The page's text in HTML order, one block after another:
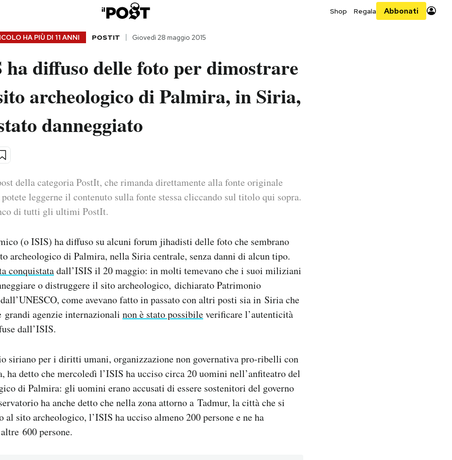
Shop Regala Abbonati
HA PIÙ DI 11 ANNI POSTIT Giovedì 28 maggio 2015
ha diffuso delle foto per dimostrare
archeologico di Palmira, in Siria,
danneggiato
della categoria PostIt, che rimanda direttamente alla fonte originale
leggerne il contenuto sulla fonte stessa cliccando sul titolo qui sopra.
di tutti gli ultimi PostIt.
(o ISIS) ha diffuso su alcuni forum jihadisti delle foto che sembrano
archeologico di Palmira, nella Siria centrale, senza danni di alcun tipo.
conquistatadall’ISIS il 20 maggio: in molti temevano che i suoi miliziani
o distruggere il sito archeologico, dichiarato Patrimonio
come avevano fatto in passato con altri posti sia in Siria che
grandi agenzie internazionali non è stato possibileverificare l’autenticità
dall’ISIS.
siriano per i diritti umani, organizzazione non governativa pro-ribelli con
ha detto che mercoledì l’ISIS ha ucciso circa 20 uomini nell’anfiteatro del
di Palmira: gli uomini erano accusati di essere sostenitori del governo
ha anche detto che nella zona attorno a Tadmur, la città che si
al sito archeologico, l’ISIS ha ucciso almeno 200 persone e ne ha
600 persone.